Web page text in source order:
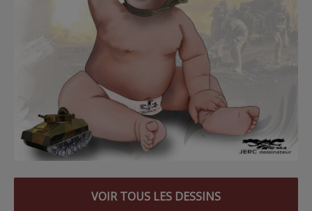
VOIR TOUS LES DESSINS